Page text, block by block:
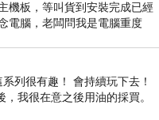
自己的安慰，
肉肉，
。
存在過。
機板，等叫貨到安裝完成已經
電腦，老闆問我是電腦重度
列很有趣！ 會持續玩下去！
我很在意之後用油的採買。
很愛